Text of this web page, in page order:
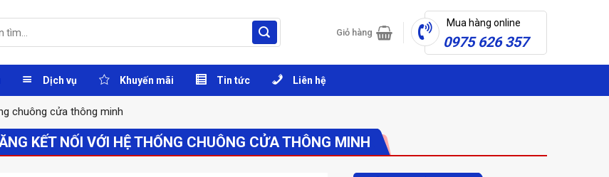
Giỏ hàng
Mua hàng online
0975 626 357
Dịch vụ Khuyến mãi Tin tức Liên hệ
chuông cửa thông minh
KẾT NỐI VỚI HỆ THỐNG CHUÔNG CỬA THÔNG MINH